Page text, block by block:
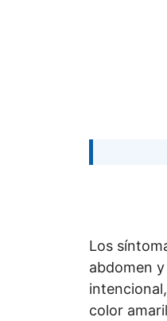
Los
abdomen
color